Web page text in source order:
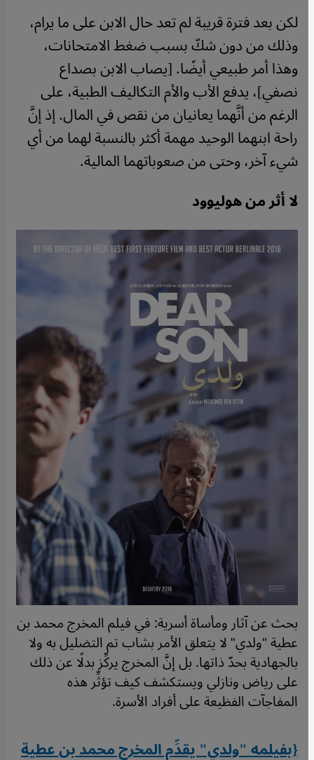
لكن بعد فترة قريبة لم تعد حال الابن على ما يرام،
وذلك من دون شكّ بسبب ضغط الامتحانات،
وهذا أمر طبيعي أيضًا. [يصاب الابن بصداع
نصفي]، يدفع الأب والأم التكاليف الطبية، على
الرغم من أنَّهما يعانيان من نقص في المال. إذ إنَّ
راحة ابنهما الوحيد مهمة أكثر بالنسبة لهما من أي
شيء آخر، وحتى من صعوباتهما المالية.
لا أثر من هوليوود
بحث عن آثار ومأساة أسرية: في فيلم المخرج محمد بن
عطية "ولدي" لا يتعلق الأمر بشاب تم التضليل به ولا
بالجهادية بحدّ ذاتها. بل إنَّ المخرج يركِّز بدلًا عن ذلك
على رياض ونازلي ويستكشف كيف تؤثِّر هذه
المفاجآت الفظيعة على أفراد الأسرة.
{بفيلمه "ولدي" يقدِّم المخرج محمد بن عطية